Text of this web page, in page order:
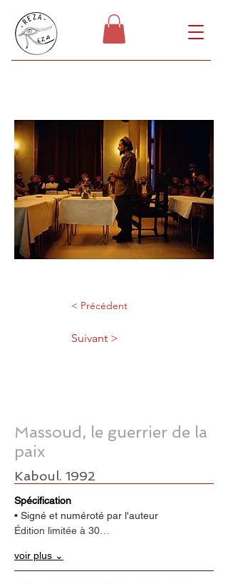
< Précédent
Suivant >
Massoud, le guerrier de la
paix
Kaboul. 1992
Spécification
• Signé et numéroté par l'auteur
Édition limitée à 30…
voir plus ⌄